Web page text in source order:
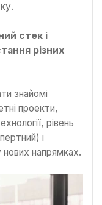
стек і
різних
знайомі
проекти,
рівень
і
нових напрямках.